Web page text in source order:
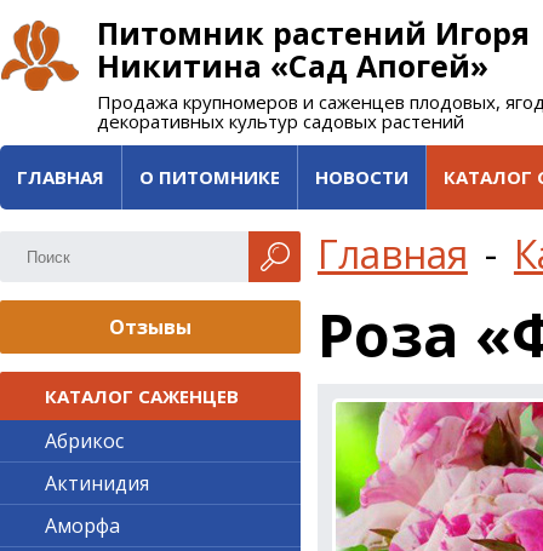
Питомник растений Игоря
Никитина «Сад Апогей»
Продажа крупномеров и саженцев плодовых,
декоративных культур садовых растений
ГЛАВНАЯ О ПИТОМНИКЕ НОВОСТИ КАТАЛОГ
Главная -
Роза
Отзывы
КАТАЛОГ САЖЕНЦЕВ
Абрикос
Актинидия
Аморфа